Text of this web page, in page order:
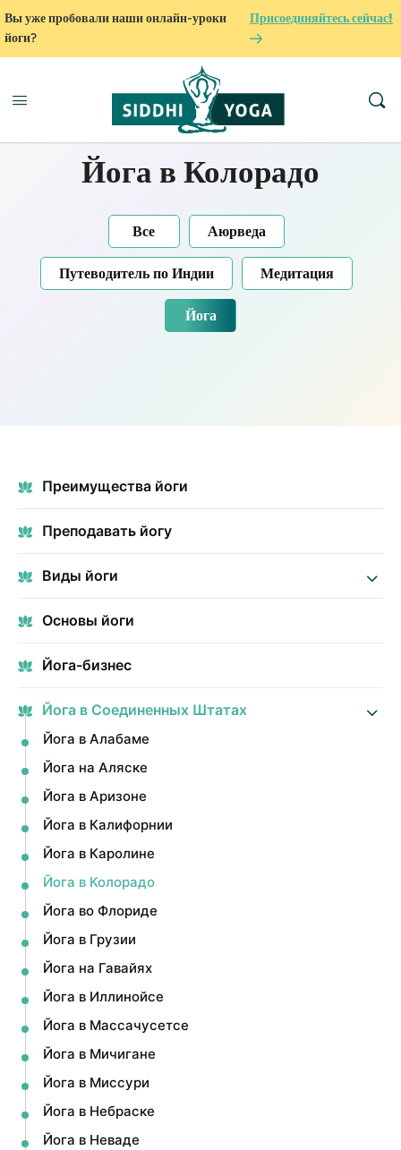
Вы уже пробовали наши онлайн-уроки
йоги?
Присоединяйтесь сейчас!
Йога в Колорадо
Все Аюрведа
Путеводитель по Индии Медитация
Йога
Преимущества йоги
Преподавать йогу
Виды йоги
Основы йоги
Йога-бизнес
Йога в Соединенных Штатах
Йога в Алабаме
Йога на Аляске
Йога в Аризоне
Йога в Калифорнии
Йога в Каролине
Йога в Колорадо
Йога во Флориде
Йога в Грузии
Йога на Гавайях
Йога в Иллинойсе
Йога в Массачусетсе
Йога в Мичигане
Йога в Миссури
Йога в Небраске
Йога в Неваде